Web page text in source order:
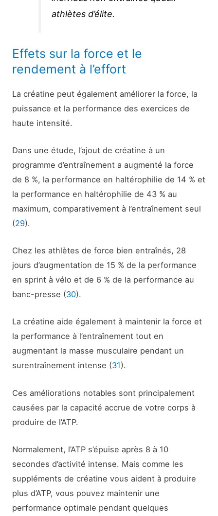
athlètes d’élite.
Effets sur la force et le
rendement à l’effort
La créatine peut également améliorer la force, la
puissance et la performance des exercices de
haute intensité.
Dans une étude, l’ajout de créatine à un
programme d’entraînement a augmenté la force
de 8 %, la performance en haltérophilie de 14 % et
la performance en haltérophilie de 43 % au
maximum, comparativement à l’entraînement seul
(29).
Chez les athlètes de force bien entraînés, 28
jours d’augmentation de 15 % de la performance
en sprint à vélo et de 6 % de la performance au
banc-presse (30).
La créatine aide également à maintenir la force et
la performance à l’entraînement tout en
augmentant la masse musculaire pendant un
surentraînement intense (31).
Ces améliorations notables sont principalement
causées par la capacité accrue de votre corps à
produire de l’ATP.
Normalement, l’ATP s’épuise après 8 à 10
secondes d’activité intense. Mais comme les
suppléments de créatine vous aident à produire
plus d’ATP, vous pouvez maintenir une
performance optimale pendant quelques